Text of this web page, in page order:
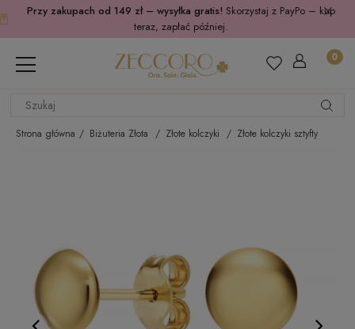
Przy zakupach od 149 zł – wysyłka gratis! Skorzystaj z PayPo – kup
teraz, zapłać później.
Strona główna Biżuteria Złota Złote kolczyki Złote kolczyki sztyfty